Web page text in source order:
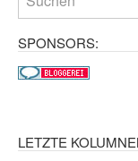
SPONSORS:
LETZTE